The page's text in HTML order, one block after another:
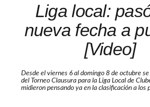
Liga local:
nueva fecha a
[Video]
Desde el viernes 6 al domingo 8 de octubre
del Torneo Clausura para la Liga Local de
midieron pensando ya en la clasificación a los